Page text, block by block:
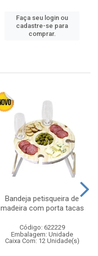
Faça seu login ou
cadastre-se para
comprar.
Bandeja petisqueira de
madeira com porta tacas
Código: 622229
Embalagem: Unidade
Caixa Com: 12 Unidade(s)